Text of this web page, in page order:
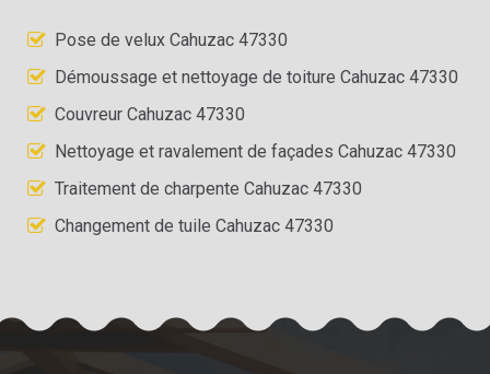
Pose de velux Cahuzac 47330
Démoussage et nettoyage de toiture Cahuzac 47330
Couvreur Cahuzac 47330
Nettoyage et ravalement de façades Cahuzac 47330
Traitement de charpente Cahuzac 47330
Changement de tuile Cahuzac 47330